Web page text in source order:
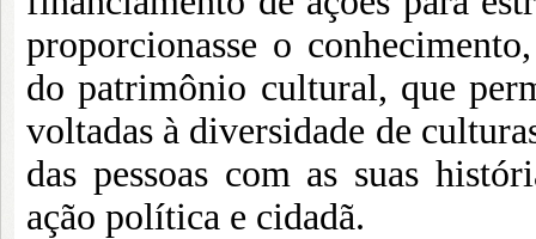
proporcionasse o
do patrimônio cultural, que
voltadas à diversidade de
das pessoas com as suas
ação política e cidadã.